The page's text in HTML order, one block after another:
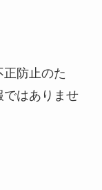
防止のた
ではありませ